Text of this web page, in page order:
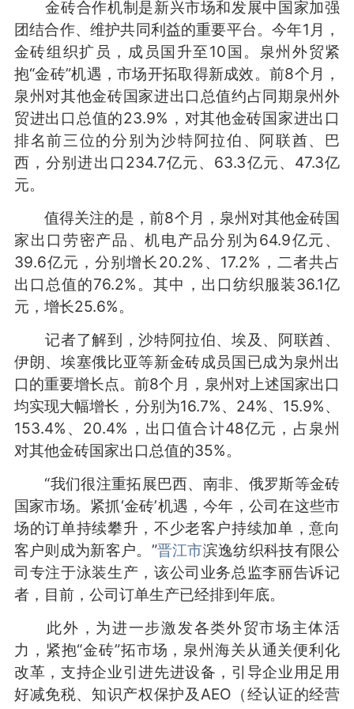
金砖合作机制是新兴市场和发展中国家加强
团结合作、维护共同利益的重要平台。今年1月，
金砖组织扩员，成员国升至10国。泉州外贸紧
抱“金砖”机遇，市场开拓取得新成效。前8个月，
泉州对其他金砖国家进出口总值约占同期泉州外
贸进出口总值的23.9%，对其他金砖国家进出口
排名前三位的分别为沙特阿拉伯、阿联酋、巴
西，分别进出口234.7亿元、63.3亿元、47.3亿
元。
值得关注的是，前8个月，泉州对其他金砖国
家出口劳密产品、机电产品分别为64.9亿元、
39.6亿元，分别增长20.2%、17.2%，二者共占
出口总值的76.2%。其中，出口纺织服装36.1亿
元，增长25.6%。
记者了解到，沙特阿拉伯、埃及、阿联酋、
伊朗、埃塞俄比亚等新金砖成员国已成为泉州出
口的重要增长点。前8个月，泉州对上述国家出口
均实现大幅增长，分别为16.7%、24%、15.9%、
153.4%、20.4%，出口值合计48亿元，占泉州
对其他金砖国家出口总值的35%。
“我们很注重拓展巴西、南非、俄罗斯等金砖
国家市场。紧抓‘金砖’机遇，今年，公司在这些市
场的订单持续攀升，不少老客户持续加单，意向
客户则成为新客户。”晋江市滨逸纺织科技有限公
司专注于泳装生产，该公司业务总监李丽告诉记
者，目前，公司订单生产已经排到年底。
此外，为进一步激发各类外贸市场主体活
力，紧抱“金砖”拓市场，泉州海关从通关便利化
改革，支持企业引进先进设备，引导企业用足用
好减免税、知识产权保护及AEO（经认证的经营